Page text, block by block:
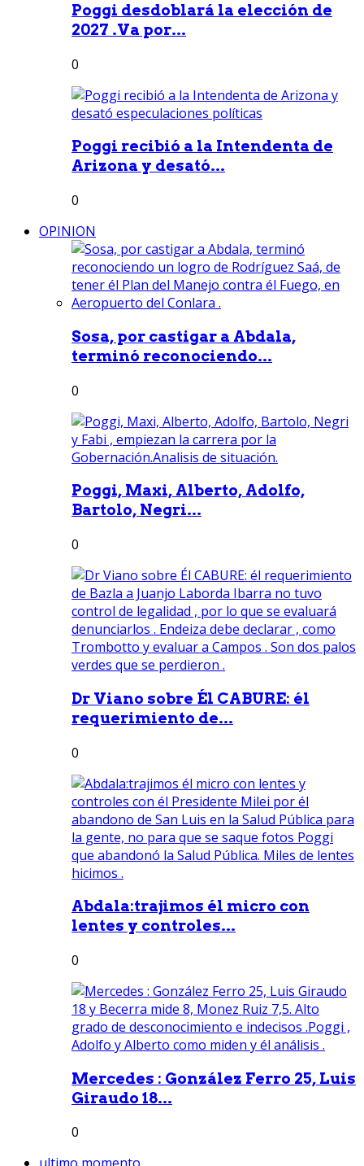
Poggi desdoblará la elección de
2027 .Va por...
0
Poggi recibió a la Intendenta de
Arizona y desató...
0
OPINION
Sosa, por castigar a Abdala,
terminó reconociendo...
0
Poggi, Maxi, Alberto, Adolfo,
Bartolo, Negri...
0
Dr Viano sobre Él CABURE: él
requerimiento de...
0
Abdala:trajimos él micro con
lentes y controles...
0
Mercedes : González Ferro 25, Luis
Giraudo 18...
0